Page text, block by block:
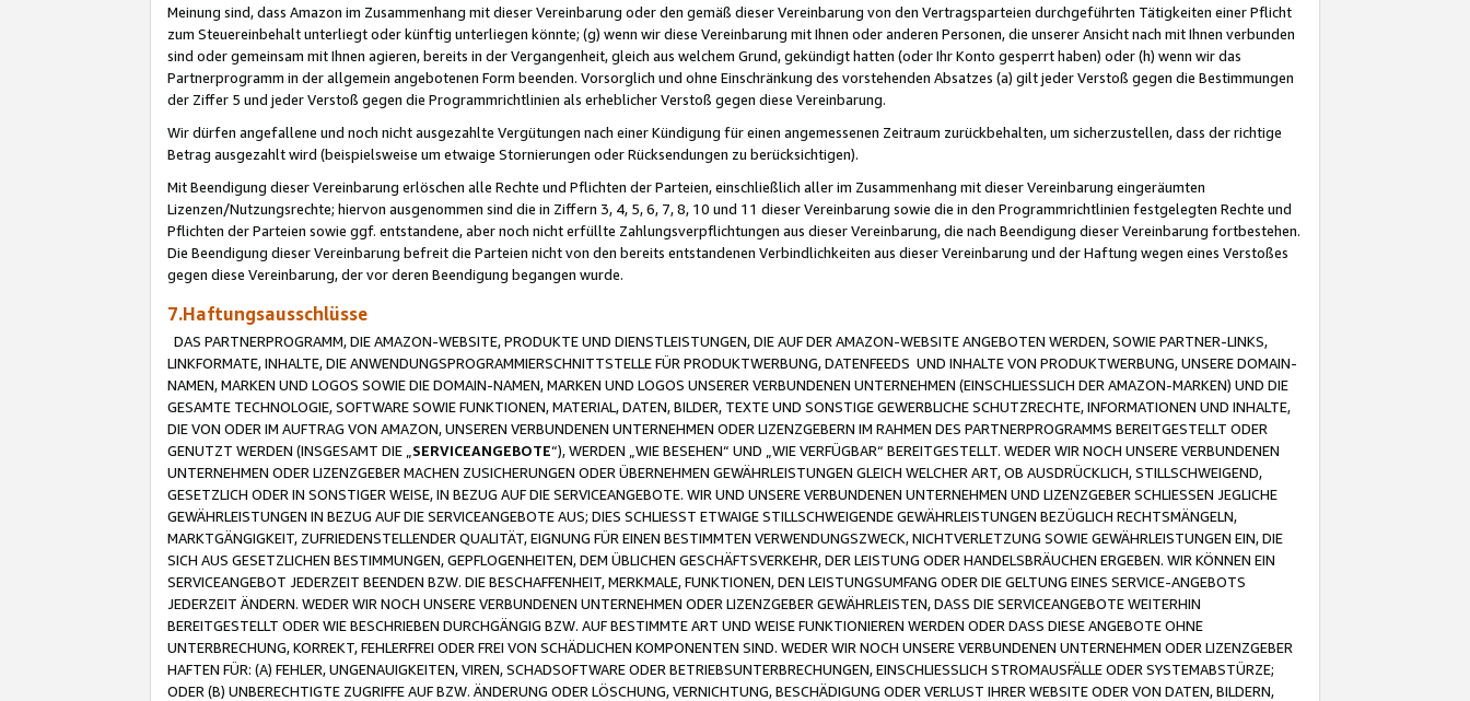
Meinung sind, dass Amazon im Zusammenhang mit dieser Vereinbarung oder den gemäß dieser Vereinbarung von den Vertragsparteien durchgeführten Tätigkeiten einer Pflicht
zum Steuereinbehalt unterliegt oder künftig unterliegen könnte; (g) wenn wir diese Vereinbarung mit Ihnen oder anderen Personen, die unserer Ansicht nach mit Ihnen verbunden
sind oder gemeinsam mit Ihnen agieren, bereits in der Vergangenheit, gleich aus welchem Grund, gekündigt hatten (oder Ihr Konto gesperrt haben) oder (h) wenn wir das
Partnerprogramm in der allgemein angebotenen Form beenden. Vorsorglich und ohne Einschränkung des vorstehenden Absatzes (a) gilt jeder Verstoß gegen die Bestimmungen
der Ziffer 5 und jeder Verstoß gegen die Programmrichtlinien als erheblicher Verstoß gegen diese Vereinbarung.
Wir dürfen angefallene und noch nicht ausgezahlte Vergütungen nach einer Kündigung für einen angemessenen Zeitraum zurückbehalten, um sicherzustellen, dass der richtige
Betrag ausgezahlt wird (beispielsweise um etwaige Stornierungen oder Rücksendungen zu berücksichtigen).
Mit Beendigung dieser Vereinbarung erlöschen alle Rechte und Pflichten der Parteien, einschließlich aller im Zusammenhang mit dieser Vereinbarung eingeräumten
Lizenzen/Nutzungsrechte; hiervon ausgenommen sind die in Ziffern 3, 4, 5, 6, 7, 8, 10 und 11 dieser Vereinbarung sowie die in den Programmrichtlinien festgelegten Rechte und
Pflichten der Parteien sowie ggf. entstandene, aber noch nicht erfüllte Zahlungsverpflichtungen aus dieser Vereinbarung, die nach Beendigung dieser Vereinbarung fortbestehen.
Die Beendigung dieser Vereinbarung befreit die Parteien nicht von den bereits entstandenen Verbindlichkeiten aus dieser Vereinbarung und der Haftung wegen eines Verstoßes
gegen diese Vereinbarung, der vor deren Beendigung begangen wurde.
7.Haftungsausschlüsse
DAS PARTNERPROGRAMM, DIE AMAZON-WEBSITE, PRODUKTE UND DIENSTLEISTUNGEN, DIE AUF DER AMAZON-WEBSITE ANGEBOTEN WERDEN, SOWIE PARTNER-LINKS,
LINKFORMATE, INHALTE, DIE ANWENDUNGSPROGRAMMIERSCHNITTSTELLE FÜR PRODUKTWERBUNG, DATENFEEDS UND INHALTE VON PRODUKTWERBUNG, UNSERE DOMAIN-
NAMEN, MARKEN UND LOGOS SOWIE DIE DOMAIN-NAMEN, MARKEN UND LOGOS UNSERER VERBUNDENEN UNTERNEHMEN (EINSCHLIESSLICH DER AMAZON-MARKEN) UND DIE
GESAMTE TECHNOLOGIE, SOFTWARE SOWIE FUNKTIONEN, MATERIAL, DATEN, BILDER, TEXTE UND SONSTIGE GEWERBLICHE SCHUTZRECHTE, INFORMATIONEN UND INHALTE,
DIE VON ODER IM AUFTRAG VON AMAZON, UNSEREN VERBUNDENEN UNTERNEHMEN ODER LIZENZGEBERN IM RAHMEN DES PARTNERPROGRAMMS BEREITGESTELLT ODER
GENUTZT WERDEN (INSGESAMT DIE „ SERVICEANGEBOTE“), WERDEN „WIE BESEHEN“ UND „WIE VERFÜGBAR“ BEREITGESTELLT. WEDER WIR NOCH UNSERE VERBUNDENEN
UNTERNEHMEN ODER LIZENZGEBER MACHEN ZUSICHERUNGEN ODER ÜBERNEHMEN GEWÄHRLEISTUNGEN GLEICH WELCHER ART, OB AUSDRÜCKLICH, STILLSCHWEIGEND,
GESETZLICH ODER IN SONSTIGER WEISE, IN BEZUG AUF DIE SERVICEANGEBOTE. WIR UND UNSERE VERBUNDENEN UNTERNEHMEN UND LIZENZGEBER SCHLIESSEN JEGLICHE
GEWÄHRLEISTUNGEN IN BEZUG AUF DIE SERVICEANGEBOTE AUS; DIES SCHLIESST ETWAIGE STILLSCHWEIGENDE GEWÄHRLEISTUNGEN BEZÜGLICH RECHTSMÄNGELN,
MARKTGÄNGIGKEIT, ZUFRIEDENSTELLENDER QUALITÄT, EIGNUNG FÜR EINEN BESTIMMTEN VERWENDUNGSZWECK, NICHTVERLETZUNG SOWIE GEWÄHRLEISTUNGEN EIN, DIE
SICH AUS GESETZLICHEN BESTIMMUNGEN, GEPFLOGENHEITEN, DEM ÜBLICHEN GESCHÄFTSVERKEHR, DER LEISTUNG ODER HANDELSBRÄUCHEN ERGEBEN. WIR KÖNNEN EIN
SERVICEANGEBOT JEDERZEIT BEENDEN BZW. DIE BESCHAFFENHEIT, MERKMALE, FUNKTIONEN, DEN LEISTUNGSUMFANG ODER DIE GELTUNG EINES SERVICE-ANGEBOTS
JEDERZEIT ÄNDERN. WEDER WIR NOCH UNSERE VERBUNDENEN UNTERNEHMEN ODER LIZENZGEBER GEWÄHRLEISTEN, DASS DIE SERVICEANGEBOTE WEITERHIN
BEREITGESTELLT ODER WIE BESCHRIEBEN DURCHGÄNGIG BZW. AUF BESTIMMTE ART UND WEISE FUNKTIONIEREN WERDEN ODER DASS DIESE ANGEBOTE OHNE
UNTERBRECHUNG, KORREKT, FEHLERFREI ODER FREI VON SCHÄDLICHEN KOMPONENTEN SIND. WEDER WIR NOCH UNSERE VERBUNDENEN UNTERNEHMEN ODER LIZENZGEBER
HAFTEN FÜR: (A) FEHLER, UNGENAUIGKEITEN, VIREN, SCHADSOFTWARE ODER BETRIEBSUNTERBRECHUNGEN, EINSCHLIESSLICH STROMAUSFÄLLE ODER SYSTEMABSTÜRZE;
ODER (B) UNBERECHTIGTE ZUGRIFFE AUF BZW. ÄNDERUNG ODER LÖSCHUNG, VERNICHTUNG, BESCHÄDIGUNG ODER VERLUST IHRER WEBSITE ODER VON DATEN, BILDERN,